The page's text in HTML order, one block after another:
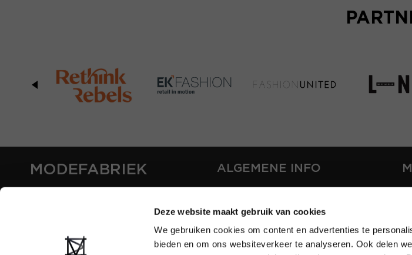
Deze website maakt gebruik van cookies
We gebruiken cookies om content en advertenties te
bieden en om ons websiteverkeer te analyseren. Ook delen
MODEFABRIEK ALGEMENE INFO
CONTACT
PARTNERS
ADVERTEREN